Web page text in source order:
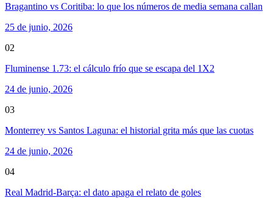
Bragantino vs Coritiba: lo que los números de media semana callan
25 de junio, 2026
02
Fluminense 1.73: el cálculo frío que se escapa del 1X2
24 de junio, 2026
03
Monterrey vs Santos Laguna: el historial grita más que las cuotas
24 de junio, 2026
04
Real Madrid-Barça: el dato apaga el relato de goles